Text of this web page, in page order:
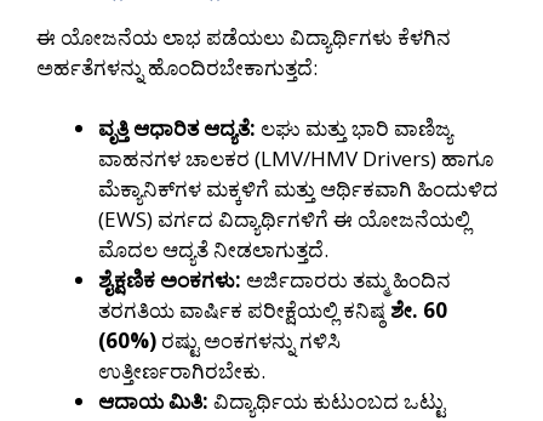
ಈ ಯೋಜನೆಯ ಲಾಭ ಪಡೆಯಲು ವಿದ್ಯಾರ್ಥಿಗಳು ಕೆಳಗಿನ
ಅರ್ಹತೆಗಳನ್ನು ಹೊಂದಿರಬೇಕಾಗುತ್ತದೆ:
ವೃತ್ತಿ ಆಧಾರಿತ ಆದ್ಯತೆ: ಲಘು ಮತ್ತು ಭಾರಿ ವಾಣಿಜ್ಯ
ವಾಹನಗಳ ಚಾಲಕರ (LMV/HMV Drivers) ಹಾಗೂ
ಮೆಕ್ಯಾನಿಕ್‌ಗಳ ಮಕ್ಕಳಿಗೆ ಮತ್ತು ಆರ್ಥಿಕವಾಗಿ ಹಿಂದುಳಿದ
(EWS) ವರ್ಗದ ವಿದ್ಯಾರ್ಥಿಗಳಿಗೆ ಈ ಯೋಜನೆಯಲ್ಲಿ
ಮೊದಲ ಆದ್ಯತೆ ನೀಡಲಾಗುತ್ತದೆ.
ಶೈಕ್ಷಣಿಕ ಅಂಕಗಳು: ಅರ್ಜಿದಾರರು ತಮ್ಮ ಹಿಂದಿನ
ತರಗತಿಯ ವಾರ್ಷಿಕ ಪರೀಕ್ಷೆಯಲ್ಲಿ ಕನಿಷ್ಠ ಶೇ. 60
(60%) ರಷ್ಟು ಅಂಕಗಳನ್ನು ಗಳಿಸಿ
ಉತ್ತೀರ್ಣರಾಗಿರಬೇಕು.
ಆದಾಯ ಮಿತಿ: ವಿದ್ಯಾರ್ಥಿಯ ಕುಟುಂಬದ ಒಟ್ಟು